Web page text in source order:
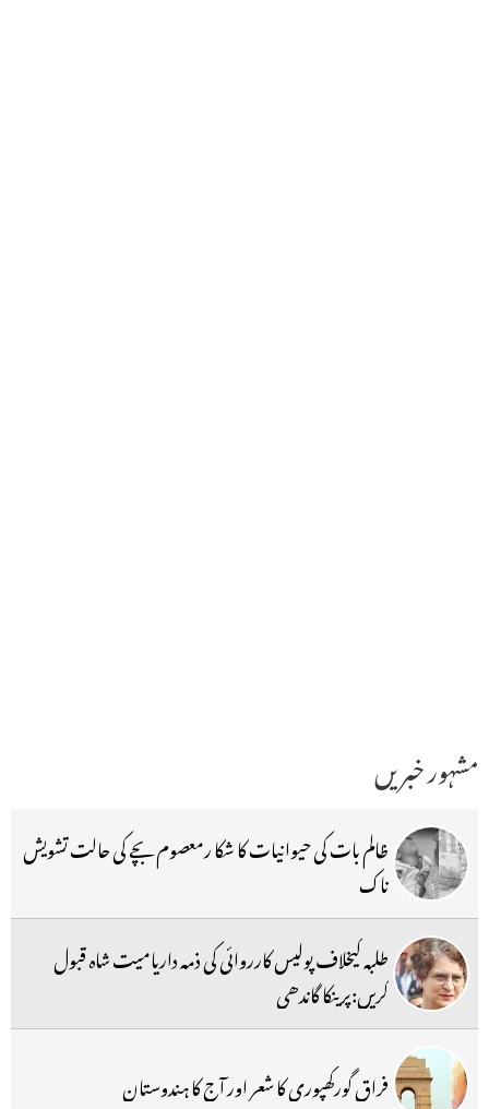
مشہور خبریں
ظالم بات کی حیوانیات کا شکا رمعصوم بچے کی حالت تشویش
ناک
طلبہ کیخلاف پولیس کارروائی کی ذمہ داریامیت شاہ قبول
کریں:پرینکا گاندھی
فراق گورکھپوری کا شعر اور آج کا ہندوستان